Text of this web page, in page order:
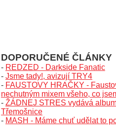
DOPORUČENÉ ČLÁNKY
- REDZED - Darkside Fanatic
- Jsme tady!, avizují TRY4
- FAUSTOVY HRAČKY -
nechutným mixem všeho, co
- ŽÁDNEJ STRES vydává
Třemošnice
- MASH - Máme chuť udělat to